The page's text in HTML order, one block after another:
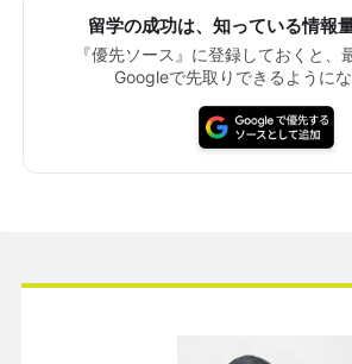
留学の成功は、知っている情報
『優先ソース』に登録しておくと、
Googleで先取りできるようにな